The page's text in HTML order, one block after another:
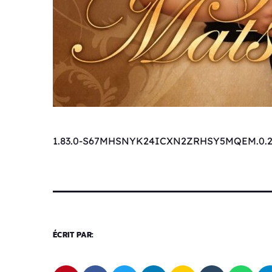
1.83.0-
ÉCRIT PAR: